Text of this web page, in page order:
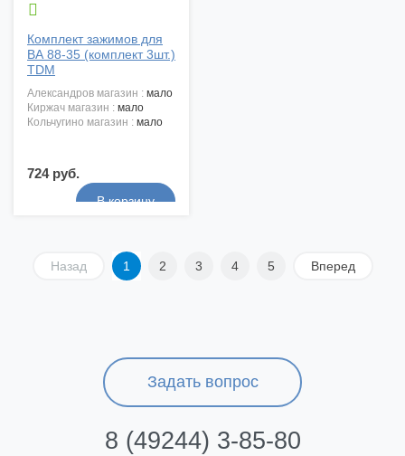

Комплект зажимов для
ВА 88-35 (комплект 3шт.)
TDM
александров магазин : мало
киржач магазин : мало
кольчугино магазин : мало
724 руб.
Назад 1 2 3 4 5 Вперед
Задать вопрос
8 (49244) 3-85-80